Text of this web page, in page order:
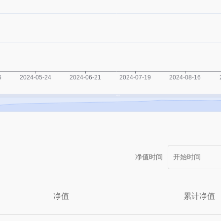
净值时间
净值 累计净值